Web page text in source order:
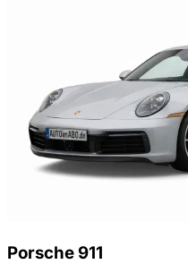
Porsche 911